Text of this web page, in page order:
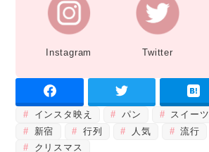
Instagram Twitter
インスタ映え パン スイーツ
新宿
行列 人気 流行
クリスマス